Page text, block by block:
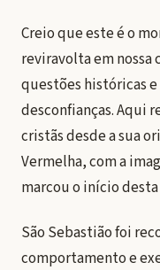
Creio que este é o
reviravolta em nossa
questões históricas
desconfianças. Aqui
cristãs desde a sua
Vermelha, com a
marcou o início
São Sebastião foi
comportamento e